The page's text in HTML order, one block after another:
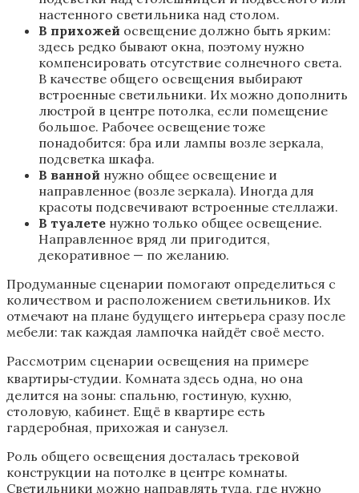
настенного светильника над столом.
В прихожей освещение должно быть ярким:
здесь редко бывают окна, поэтому нужно
компенсировать отсутствие солнечного света.
В качестве общего освещения выбирают
встроенные светильники. Их можно дополнить
люстрой в центре потолка, если помещение
большое. Рабочее освещение тоже
понадобится: бра или лампы возле зеркала,
подсветка шкафа.
В ванной нужно общее освещение и
направленное (возле зеркала). Иногда для
красоты подсвечивают встроенные стеллажи.
В туалете нужно только общее освещение.
Направленное вряд ли пригодится,
декоративное — по желанию.
Продуманные сценарии помогают определиться с
количеством и расположением светильников. Их
отмечают на плане будущего интерьера сразу после
мебели: так каждая лампочка найдёт своё место.
Рассмотрим сценарии освещения на примере
квартиры‑студии. Комната здесь одна, но она
делится на зоны: спальню, гостиную, кухню,
столовую, кабинет. Ещё в квартире есть
гардеробная, прихожая и санузел.
Роль общего освещения досталась трековой
конструкции на потолке в центре комнаты.
Светильники можно направлять туда, где нужно